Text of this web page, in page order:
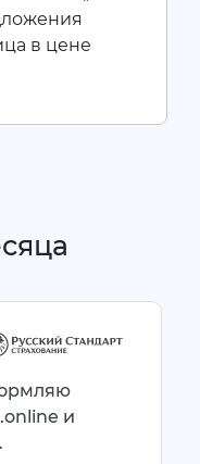
в цене
и